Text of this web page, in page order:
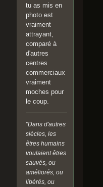
tu as mis en
photo est
vraiment
attrayant,
comparé à
d'autres
centres
commerciaux
vraiment
moches pour
le coup.
"Dans d'autres
siècles, les
êtres humains
voulaient êtres
sauvés, ou
améliorés, ou
libérés, ou